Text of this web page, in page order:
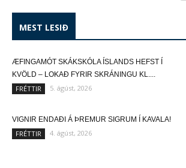
MEST LESIÐ
ÆFINGAMÓT SKÁKSKÓLA ÍSLANDS HEFST Í
KVÖLD – LOKAÐ FYRIR SKRÁNINGU KL....
FRÉTTIR 5. ágúst, 2026
VIGNIR ENDAÐI Á ÞREMUR SIGRUM Í KAVALA!
FRÉTTIR 4. ágúst, 2026